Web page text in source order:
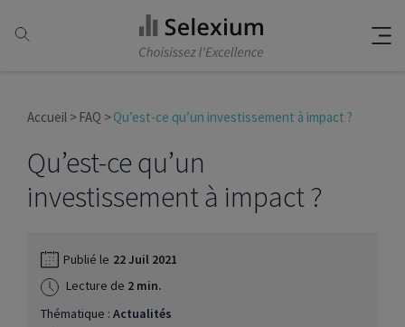
Accueil FAQ Qu’est-ce qu’un investissement à impact ?
Qu’est-ce qu’un
investissement à impact ?
Publié le 22 Juil 2021
Lecture de 2 min.
Thématique : Actualités